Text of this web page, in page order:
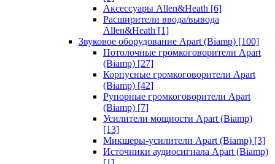
Аксессуары Allen&Heath [6]
Расширители ввода/вывода
Allen&Heath [1]
Звуковое оборудование Apart (Biamp) [100]
Потолочные громкоговорители Apart
(Biamp) [27]
Корпусные громкоговорители Apart
(Biamp) [42]
Рупорные громкоговорители Apart
(Biamp) [7]
Усилители мощности Apart (Biamp)
[13]
Микшеры-усилители Apart (Biamp) [3]
Источники аудиосигнала Apart (Biamp)